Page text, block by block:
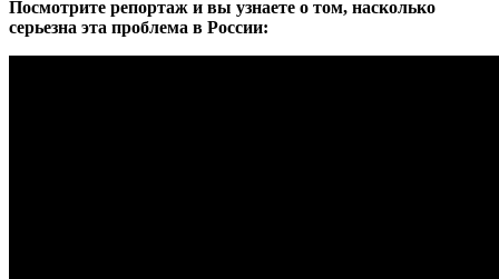
Посмотрите репортаж и вы узнаете о том, насколько
серьезна эта проблема в России: